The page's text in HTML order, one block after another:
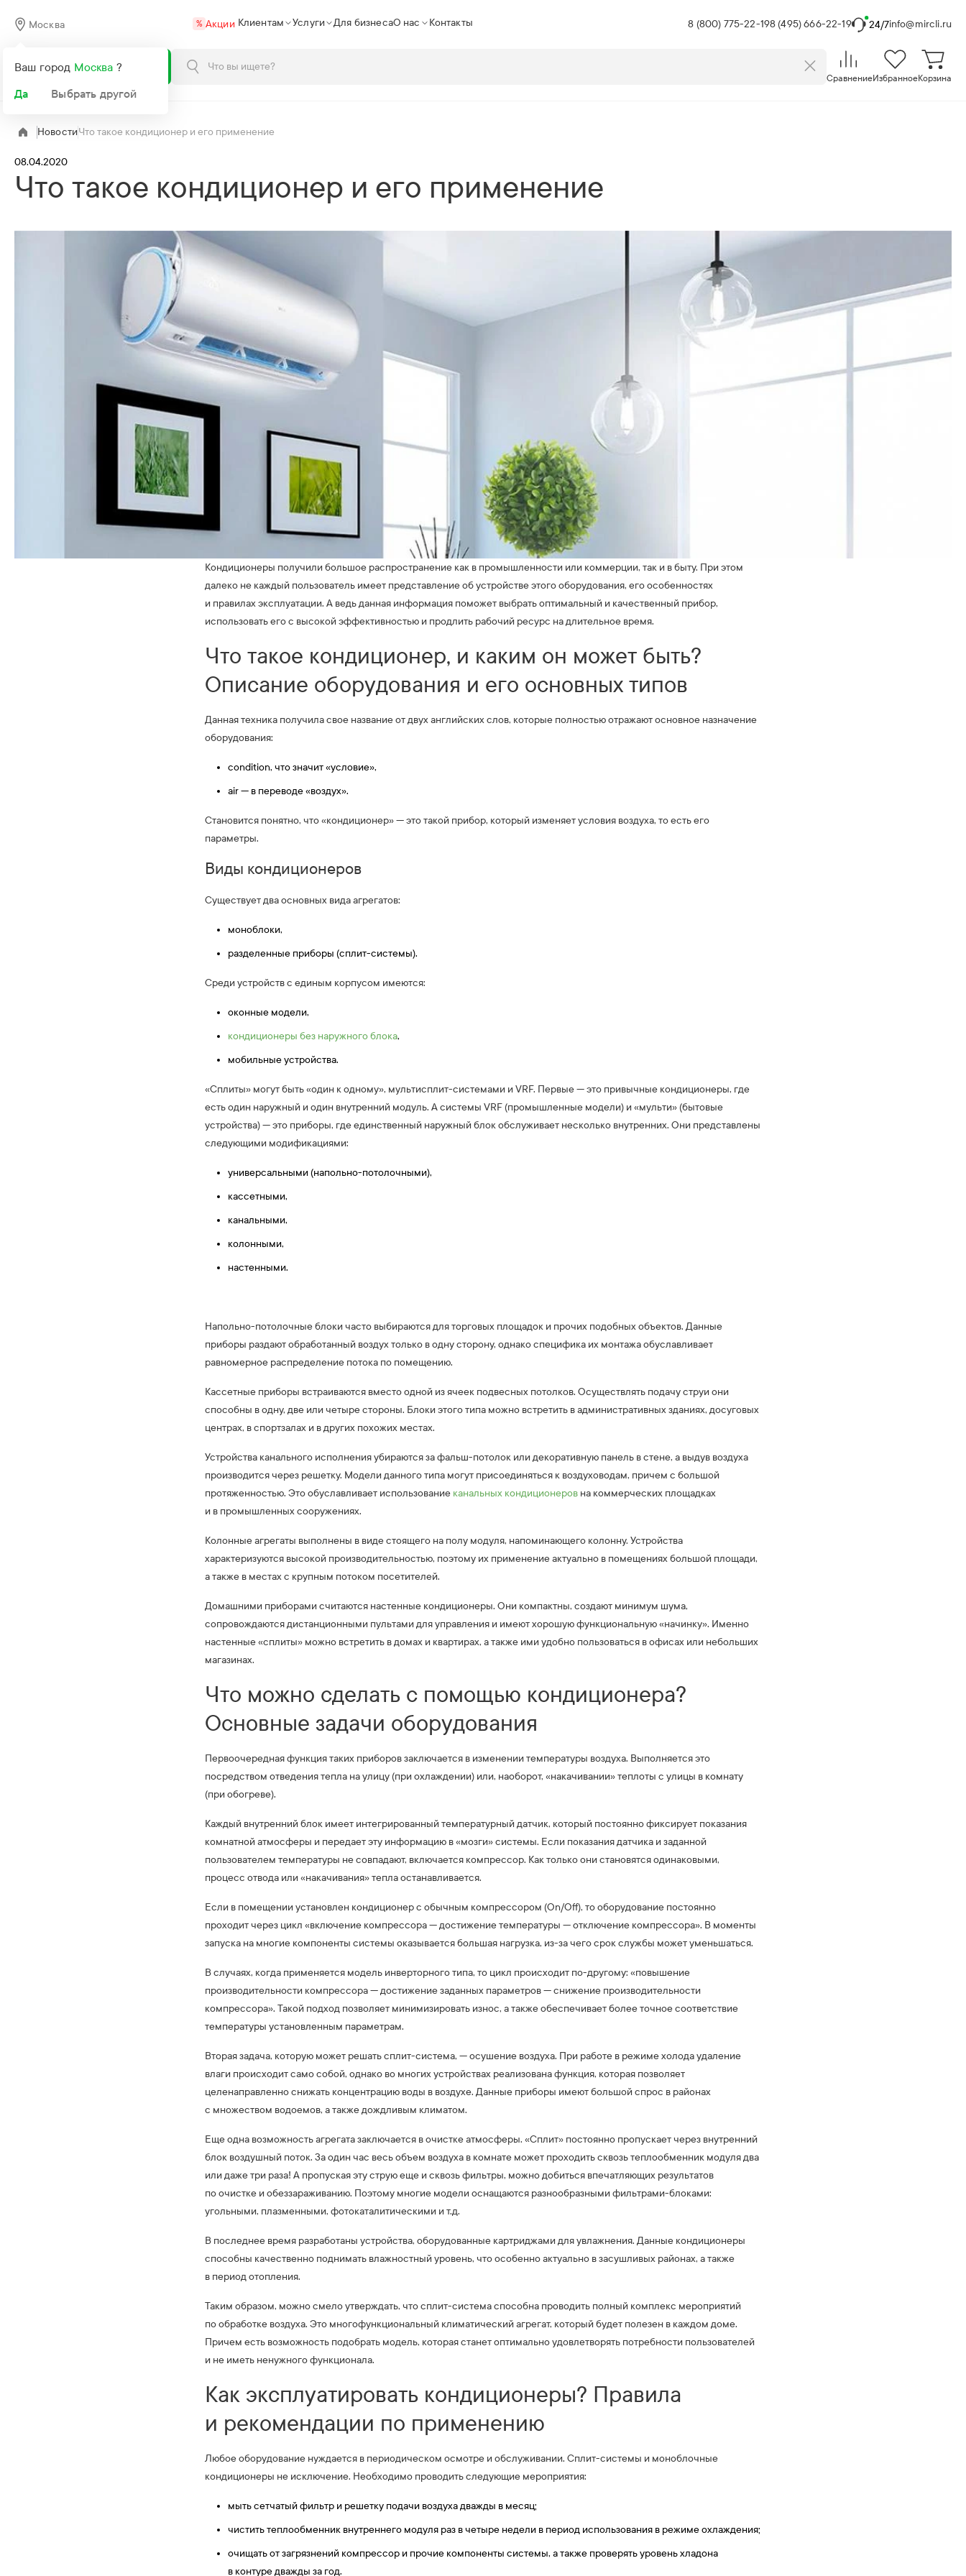
Москва
Ваш город Москва ?
Да
Выбрать другой
% Акции Клиентам Услуги Для бизнесаО нас Контакты 8 (800) 775-22-198 (495) 666-22-19 24/7info@mircli.ru
Каталог
СравнениеИзбранноеКорзина
НовостиЧто такое кондиционер и его применение
08.04.2020
Что такое кондиционер и его применение
Кондиционеры получили большое распространение как в промышленности или коммерции, так и в быту. При этом
далеко не каждый пользователь имеет представление об устройстве этого оборудования, его особенностях
и правилах эксплуатации. А ведь данная информация поможет выбрать оптимальный и качественный прибор,
использовать его с высокой эффективностью и продлить рабочий ресурс на длительное время.
Что такое кондиционер, и каким он может быть?
Описание оборудования и его основных типов
Данная техника получила свое название от двух английских слов, которые полностью отражают основное назначение
оборудования:
condition, что значит «условие»,
air — в переводе «воздух».
Становится понятно, что «кондиционер» — это такой прибор, который изменяет условия воздуха, то есть его
параметры.
Виды кондиционеров
Существует два основных вида агрегатов:
моноблоки,
разделенные приборы (сплит-системы).
Среди устройств с единым корпусом имеются:
оконные модели,
кондиционеры без наружного блока,
мобильные устройства.
«Сплиты» могут быть «один к одному», мультисплит-системами и VRF. Первые — это привычные кондиционеры, где
есть один наружный и один внутренний модуль. А системы VRF (промышленные модели) и «мульти» (бытовые
устройства) — это приборы, где единственный наружный блок обслуживает несколько внутренних. Они представлены
следующими модификациями:
универсальными (напольно-потолочными),
кассетными,
канальными,
колонными,
настенными.
Напольно-потолочные блоки часто выбираются для торговых площадок и прочих подобных объектов. Данные
приборы раздают обработанный воздух только в одну сторону, однако специфика их монтажа обуславливает
равномерное распределение потока по помещению.
Кассетные приборы встраиваются вместо одной из ячеек подвесных потолков. Осуществлять подачу струи они
способны в одну, две или четыре стороны. Блоки этого типа можно встретить в административных зданиях, досуговых
центрах, в спортзалах и в других похожих местах.
Устройства канального исполнения убираются за фальш-потолок или декоративную панель в стене, а выдув воздуха
производится через решетку. Модели данного типа могут присоединяться к воздуховодам, причем с большой
протяженностью. Это обуславливает использование канальных кондиционеровна коммерческих площадках
и в промышленных сооружениях.
Колонные агрегаты выполнены в виде стоящего на полу модуля, напоминающего колонну. Устройства
характеризуются высокой производительностью, поэтому их применение актуально в помещениях большой площади,
а также в местах с крупным потоком посетителей.
Домашними приборами считаются настенные кондиционеры. Они компактны, создают минимум шума,
сопровождаются дистанционными пультами для управления и имеют хорошую функциональную «начинку». Именно
настенные «сплиты» можно встретить в домах и квартирах, а также ими удобно пользоваться в офисах или небольших
магазинах.
Что можно сделать с помощью кондиционера?
Основные задачи оборудования
Первоочередная функция таких приборов заключается в изменении температуры воздуха. Выполняется это
посредством отведения тепла на улицу (при охлаждении) или, наоборот, «накачивании» теплоты с улицы в комнату
(при обогреве).
Каждый внутренний блок имеет интегрированный температурный датчик, который постоянно фиксирует показания
комнатной атмосферы и передает эту информацию в «мозги» системы. Если показания датчика и заданной
пользователем температуры не совпадают, включается компрессор. Как только они становятся одинаковыми,
процесс отвода или «накачивания» тепла останавливается.
Если в помещении установлен кондиционер с обычным компрессором (On/Off), то оборудование постоянно
проходит через цикл «включение компрессора — достижение температуры — отключение компрессора». В моменты
запуска на многие компоненты системы оказывается большая нагрузка, из-за чего срок службы может уменьшаться.
В случаях, когда применяется модель инверторного типа, то цикл происходит по-другому: «повышение
производительности компрессора — достижение заданных параметров — снижение производительности
компрессора». Такой подход позволяет минимизировать износ, а также обеспечивает более точное соответствие
температуры установленным параметрам.
Вторая задача, которую может решать сплит-система, — осушение воздуха. При работе в режиме холода удаление
влаги происходит само собой, однако во многих устройствах реализована функция, которая позволяет
целенаправленно снижать концентрацию воды в воздухе. Данные приборы имеют большой спрос в районах
с множеством водоемов, а также дождливым климатом.
Еще одна возможность агрегата заключается в очистке атмосферы. «Сплит» постоянно пропускает через внутренний
блок воздушный поток. За один час весь объем воздуха в комнате может проходить сквозь теплообменник модуля два
или даже три раза! А пропуская эту струю еще и сквозь фильтры, можно добиться впечатляющих результатов
по очистке и обеззараживанию. Поэтому многие модели оснащаются разнообразными фильтрами-блоками:
угольными, плазменными, фотокаталитическими и т.д.
В последнее время разработаны устройства, оборудованные картриджами для увлажнения. Данные кондиционеры
способны качественно поднимать влажностный уровень, что особенно актуально в засушливых районах, а также
в период отопления.
Таким образом, можно смело утверждать, что сплит-система способна проводить полный комплекс мероприятий
по обработке воздуха. Это многофункциональный климатический агрегат, который будет полезен в каждом доме.
Причем есть возможность подобрать модель, которая станет оптимально удовлетворять потребности пользователей
и не иметь ненужного функционала.
Как эксплуатировать кондиционеры? Правила
и рекомендации по применению
Любое оборудование нуждается в периодическом осмотре и обслуживании. Сплит-системы и моноблочные
кондиционеры не исключение. Необходимо проводить следующие мероприятия:
мыть сетчатый фильтр и решетку подачи воздуха дважды в месяц;
чистить теплообменник внутреннего модуля раз в четыре недели в период использования в режиме охлаждения;
очищать от загрязнений компрессор и прочие компоненты системы, а также проверять уровень хладона
в контуре дважды за год.